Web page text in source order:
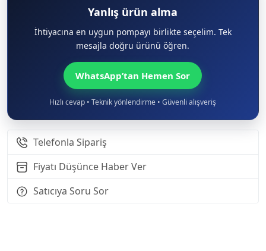
Yanlış ürün alma
İhtiyacına en uygun pompayı birlikte seçelim. Tek
mesajla doğru ürünü öğren.
WhatsApp’tan Hemen Sor
Hızlı cevap • Teknik yönlendirme • Güvenli alışveriş
Telefonla Sipariş
Fiyatı Düşünce Haber Ver
Satıcıya Soru Sor